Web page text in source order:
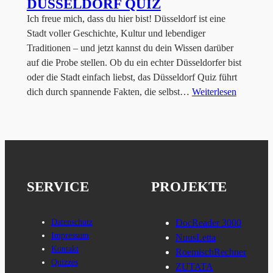
DÜSSELDORF QUIZ
Ich freue mich, dass du hier bist! Düsseldorf ist eine
Stadt voller Geschichte, Kultur und lebendiger
Traditionen – und jetzt kannst du dein Wissen darüber
auf die Probe stellen. Ob du ein echter Düsseldorfer bist
oder die Stadt einfach liebst, das Düsseldorf Quiz führt
dich durch spannende Fakten, die selbst… Weiterlesen
SERVICE
Datenschutz
Impressum
Kontakt
Quizzes
PROJEKTE
DocReader 3000
NuusLetta
RoemischRechner
ZUTATA